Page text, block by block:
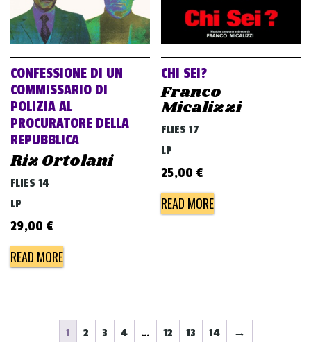
CONFESSIONE DI UN
COMMISSARIO DI
POLIZIA AL
PROCURATORE DELLA
REPUBBLICA
Riz Ortolani
FLIES 14
LP
29,00 €
READ MORE
CHI SEI?
Franco
Micalizzi
FLIES 17
LP
25,00 €
READ MORE
1 2 3 4 … 12 13 14 →